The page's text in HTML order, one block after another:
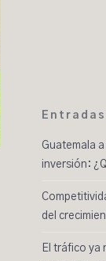
Guatemala
inversión:
del
El tráfico ya